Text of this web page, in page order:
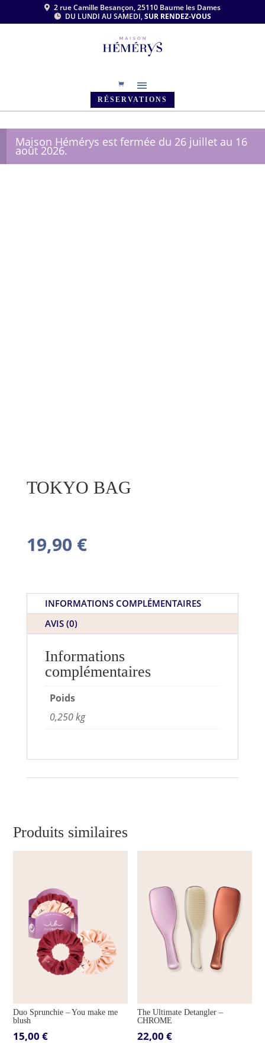
 2 rue Camille Besançon, 25110 Baume les Dames
 DU LUNDI AU SAMEDI,SUR RENDEZ-VOUS
RÉSERVATIONS
Maison Hémérys est fermée du 26 juillet au 16
août 2026.
TOKYO BAG
19,90 €
INFORMATIONS COMPLÉMENTAIRES
AVIS (0)
Informations
complémentaires
Poids
0,250 kg
Produits similaires
Duo Sprunchie – You make me
blush
15,00€
The Ultimate Detangler –
CHROME
22,00€